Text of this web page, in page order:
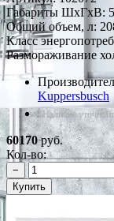
Габариты ШxГxВ:
Общий объем, л:
Класс
Размораживание
Kuppersbusch
*Наличие
60170руб.
Кол-во:
−
Купить